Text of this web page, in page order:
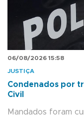
06/08/2026 15:58
JUSTIÇA
Condenados por
Civil
Mandados foram